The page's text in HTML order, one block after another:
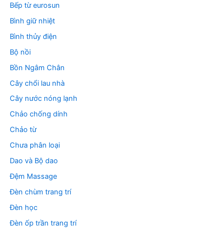
Bếp từ eurosun
Bình giữ nhiệt
Bình thủy điện
Bộ nồi
Bồn Ngâm Chân
Cây chổi lau nhà
Cây nước nóng lạnh
Chảo chống dính
Chảo từ
Chưa phân loại
Dao và Bộ dao
Đệm Massage
Đèn chùm trang trí
Đèn học
Đèn ốp trần trang trí